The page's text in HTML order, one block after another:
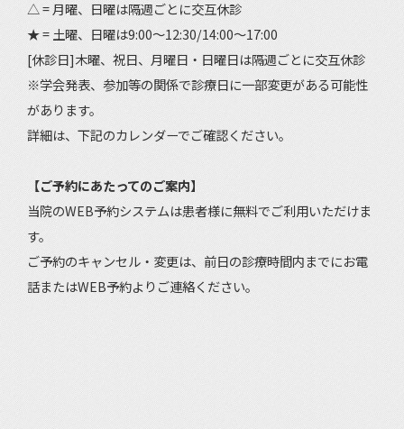
△ = 月曜、日曜は隔週ごとに交互休診
★ = 土曜、日曜は9:00～12:30/14:00～17:00
[休診日]木曜、祝日、月曜日・日曜日は隔週ごとに交互休診
※学会発表、参加等の関係で診療日に一部変更がある可能性
があります。
詳細は、下記のカレンダーでご確認ください。
【ご予約にあたってのご案内】
当院のWEB予約システムは患者様に無料でご利用いただけま
す。
ご予約のキャンセル・変更は、前日の診療時間内までにお電
話またはWEB予約よりご連絡ください。